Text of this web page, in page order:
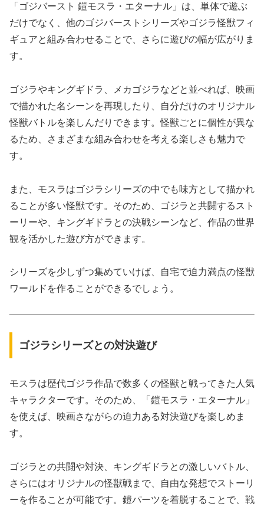
「ゴジバースト 鎧モスラ・エターナル」は、単体で遊ぶ
だけでなく、他のゴジバーストシリーズやゴジラ怪獣フィ
ギュアと組み合わせることで、さらに遊びの幅が広がりま
す。
ゴジラやキングギドラ、メカゴジラなどと並べれば、映画
で描かれた名シーンを再現したり、自分だけのオリジナル
怪獣バトルを楽しんだりできます。怪獣ごとに個性が異な
るため、さまざまな組み合わせを考える楽しさも魅力で
す。
また、モスラはゴジラシリーズの中でも味方として描かれ
ることが多い怪獣です。そのため、ゴジラと共闘するスト
ーリーや、キングギドラとの決戦シーンなど、作品の世界
観を活かした遊び方ができます。
シリーズを少しずつ集めていけば、自宅で迫力満点の怪獣
ワールドを作ることができるでしょう。
ゴジラシリーズとの対決遊び
モスラは歴代ゴジラ作品で数多くの怪獣と戦ってきた人気
キャラクターです。そのため、「鎧モスラ・エターナル」
を使えば、映画さながらの迫力ある対決遊びを楽しめま
す。
ゴジラとの共闘や対決、キングギドラとの激しいバトル、
さらにはオリジナルの怪獣戦まで、自由な発想でストーリ
ーを作ることが可能です。鎧パーツを着脱することで、戦